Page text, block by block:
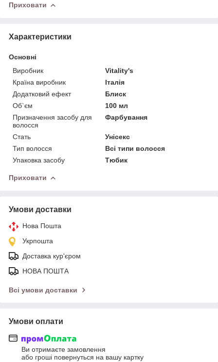
Приховати
Характеристики
Основні
Виробник
Vitality's
Країна виробник
Італія
Додатковий ефект
Блиск
Об`єм
100 мл
Призначення засобу для
волосся
Фарбування
Стать
Унісекс
Тип волосся
Всі типи волосся
Упаковка засобу
Тюбик
Приховати
Умови доставки
Нова Пошта
Укрпошта
Доставка кур'єром
НОВА ПОШТА
Всі умови доставки
Умови оплати
Ви отримаєте замовлення
або гроші повернуться на вашу картку